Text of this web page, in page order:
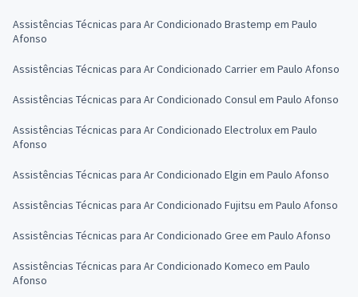
Assistências Técnicas para Ar Condicionado Brastemp em Paulo
Afonso
Assistências Técnicas para Ar Condicionado Carrier em Paulo Afonso
Assistências Técnicas para Ar Condicionado Consul em Paulo Afonso
Assistências Técnicas para Ar Condicionado Electrolux em Paulo
Afonso
Assistências Técnicas para Ar Condicionado Elgin em Paulo Afonso
Assistências Técnicas para Ar Condicionado Fujitsu em Paulo Afonso
Assistências Técnicas para Ar Condicionado Gree em Paulo Afonso
Assistências Técnicas para Ar Condicionado Komeco em Paulo
Afonso